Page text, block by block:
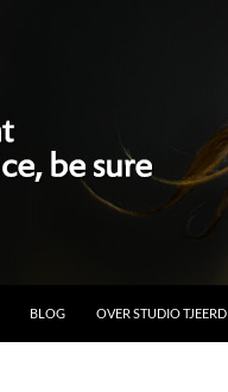
BLOG OVER STUDIO TJEERD